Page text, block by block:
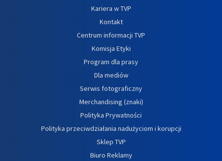
Kariera w TVP
Kontakt
Centrum informacji TVP
Komisja Etyki
Program dla prasy
Dla mediów
Serwis fotograficzny
Merchandising (znaki)
Polityka Prywatności
Polityka przeciwdziałania nadużyciom i korupcji
Sklep TVP
Biuro Reklamy